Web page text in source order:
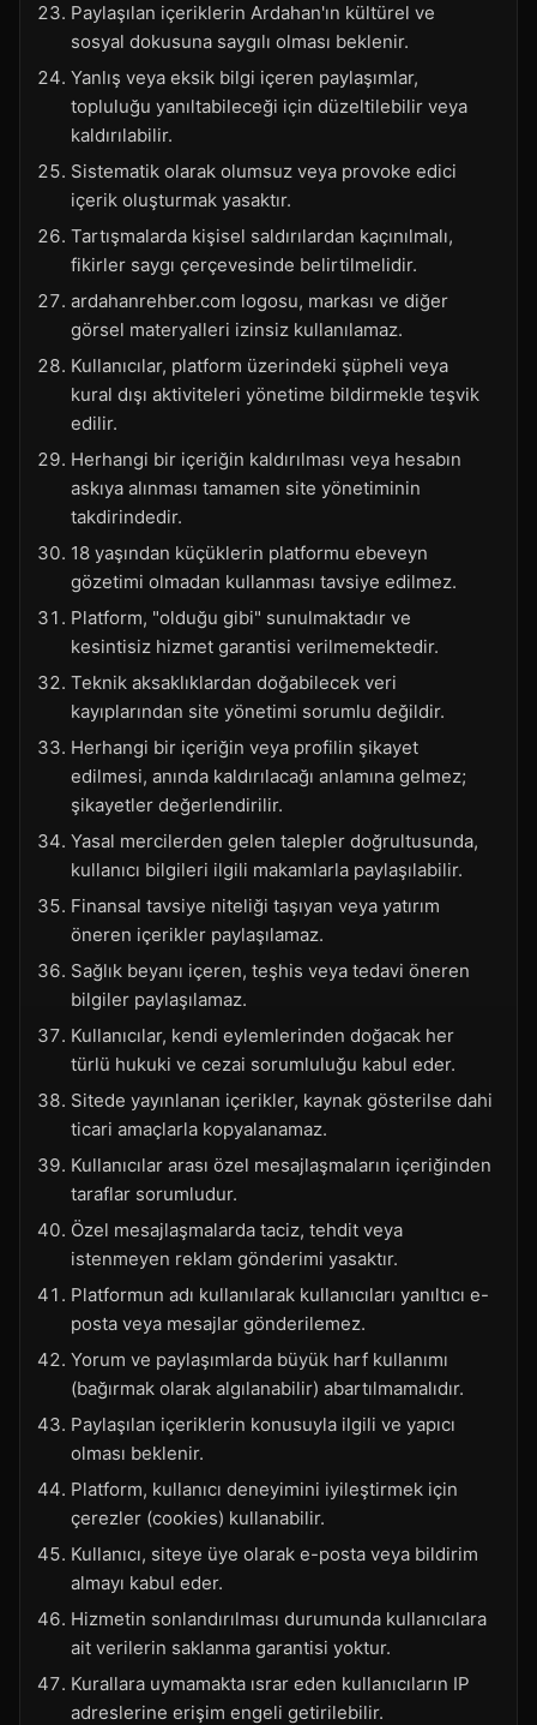
Paylaşılan içeriklerin Ardahan'ın kültürel ve
sosyal dokusuna saygılı olması beklenir.
Yanlış veya eksik bilgi içeren paylaşımlar,
topluluğu yanıltabileceği için düzeltilebilir veya
kaldırılabilir.
Sistematik olarak olumsuz veya provoke edici
içerik oluşturmak yasaktır.
Tartışmalarda kişisel saldırılardan kaçınılmalı,
fikirler saygı çerçevesinde belirtilmelidir.
ardahanrehber.com logosu, markası ve diğer
görsel materyalleri izinsiz kullanılamaz.
Kullanıcılar, platform üzerindeki şüpheli veya
kural dışı aktiviteleri yönetime bildirmekle teşvik
edilir.
Herhangi bir içeriğin kaldırılması veya hesabın
askıya alınması tamamen site yönetiminin
takdirindedir.
18 yaşından küçüklerin platformu ebeveyn
gözetimi olmadan kullanması tavsiye edilmez.
Platform, "olduğu gibi" sunulmaktadır ve
kesintisiz hizmet garantisi verilmemektedir.
Teknik aksaklıklardan doğabilecek veri
kayıplarından site yönetimi sorumlu değildir.
Herhangi bir içeriğin veya profilin şikayet
edilmesi, anında kaldırılacağı anlamına gelmez;
şikayetler değerlendirilir.
Yasal mercilerden gelen talepler doğrultusunda,
kullanıcı bilgileri ilgili makamlarla paylaşılabilir.
Finansal tavsiye niteliği taşıyan veya yatırım
öneren içerikler paylaşılamaz.
Sağlık beyanı içeren, teşhis veya tedavi öneren
bilgiler paylaşılamaz.
Kullanıcılar, kendi eylemlerinden doğacak her
türlü hukuki ve cezai sorumluluğu kabul eder.
Sitede yayınlanan içerikler, kaynak gösterilse dahi
ticari amaçlarla kopyalanamaz.
Kullanıcılar arası özel mesajlaşmaların içeriğinden
taraflar sorumludur.
Özel mesajlaşmalarda taciz, tehdit veya
istenmeyen reklam gönderimi yasaktır.
Platformun adı kullanılarak kullanıcıları yanıltıcı e-
posta veya mesajlar gönderilemez.
Yorum ve paylaşımlarda büyük harf kullanımı
(bağırmak olarak algılanabilir) abartılmamalıdır.
Paylaşılan içeriklerin konusuyla ilgili ve yapıcı
olması beklenir.
Platform, kullanıcı deneyimini iyileştirmek için
çerezler (cookies) kullanabilir.
Kullanıcı, siteye üye olarak e-posta veya bildirim
almayı kabul eder.
Hizmetin sonlandırılması durumunda kullanıcılara
ait verilerin saklanma garantisi yoktur.
Kurallara uymamakta ısrar eden kullanıcıların IP
adreslerine erişim engeli getirilebilir.